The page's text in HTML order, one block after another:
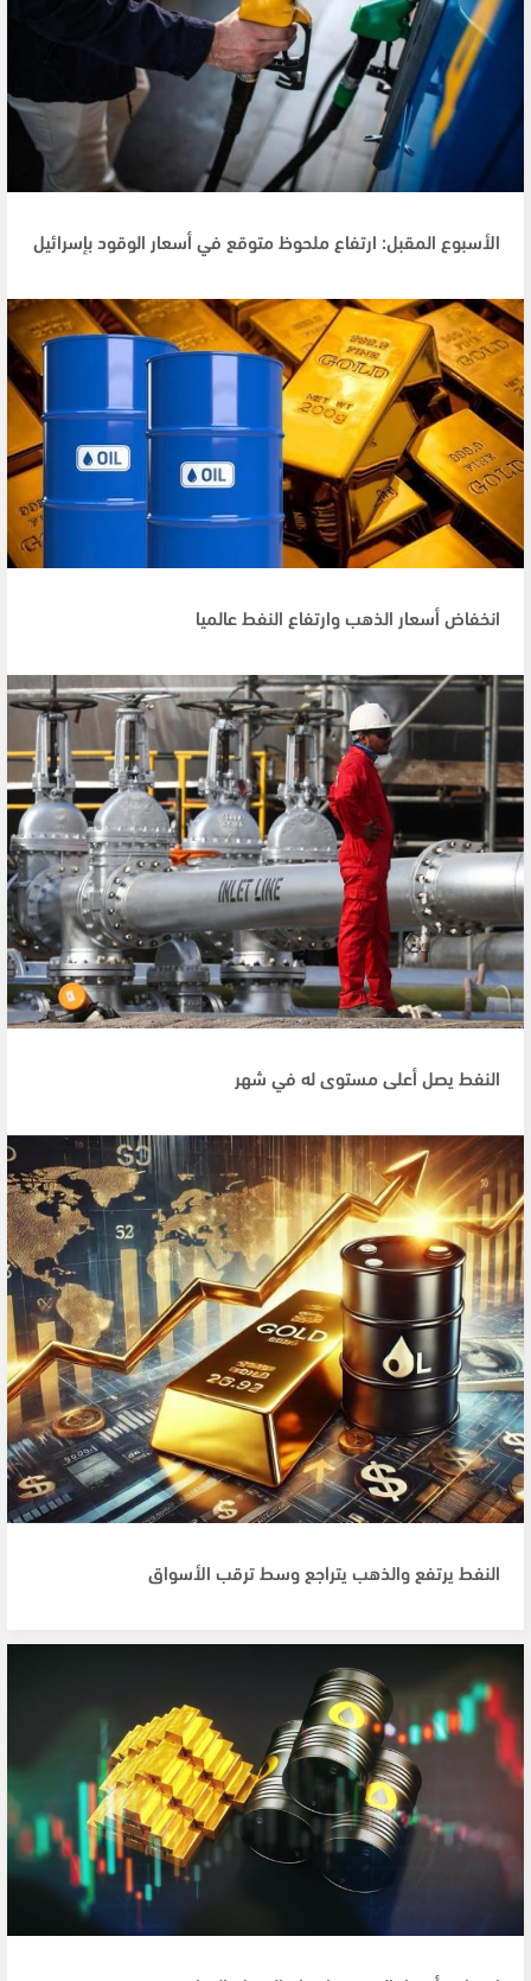
الأسبوع المقبل: ارتفاع ملحوظ متوقع في أسعار الوقود بإسرائيل
انخفاض أسعار الذهب وارتفاع النفط عالميا
النفط يصل أعلى مستوى له في شهر
النفط يرتفع والذهب يتراجع وسط ترقب الأسواق